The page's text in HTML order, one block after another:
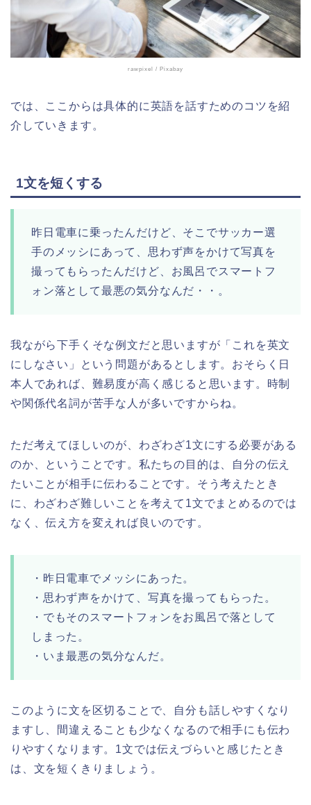
rawpixel / Pixabay
では、ここからは具体的に英語を話すためのコツを紹
介していきます。
1文を短くする
昨日電車に乗ったんだけど、そこでサッカー選
手のメッシにあって、思わず声をかけて写真を
撮ってもらったんだけど、お風呂でスマートフ
ォン落として最悪の気分なんだ・・。
我ながら下手くそな例文だと思いますが「これを英文
にしなさい」という問題があるとします。おそらく日
本人であれば、難易度が高く感じると思います。時制
や関係代名詞が苦手な人が多いですからね。
ただ考えてほしいのが、わざわざ1文にする必要がある
のか、ということです。私たちの目的は、自分の伝え
たいことが相手に伝わることです。そう考えたとき
に、わざわざ難しいことを考えて1文でまとめるのでは
なく、伝え方を変えれば良いのです。
・昨日電車でメッシにあった。
・思わず声をかけて、写真を撮ってもらった。
・でもそのスマートフォンをお風呂で落として
しまった。
・いま最悪の気分なんだ。
このように文を区切ることで、自分も話しやすくなり
ますし、間違えることも少なくなるので相手にも伝わ
りやすくなります。1文では伝えづらいと感じたとき
は、文を短くきりましょう。